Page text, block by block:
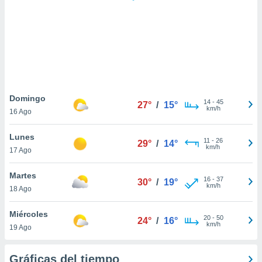
similares
como
sitio
de
traten tus
en
interés
su
Domingo
16 Ago
27° / 15° 14- 45
km/h
Lunes
17 Ago
29° / 14° 11 - 26
km/h
Martes
18 Ago
30° / 19° 16- 37
km/h
Miércoles
19 Ago
24° / 16° 20- 50
km/h
Gráficas del tiempo